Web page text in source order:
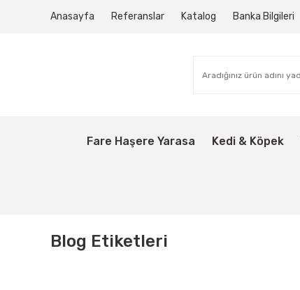
Anasayfa Referanslar Katalog Banka Bilgileri
Fare Haşere Yarasa Kedi & Köpek
Blog Etiketleri